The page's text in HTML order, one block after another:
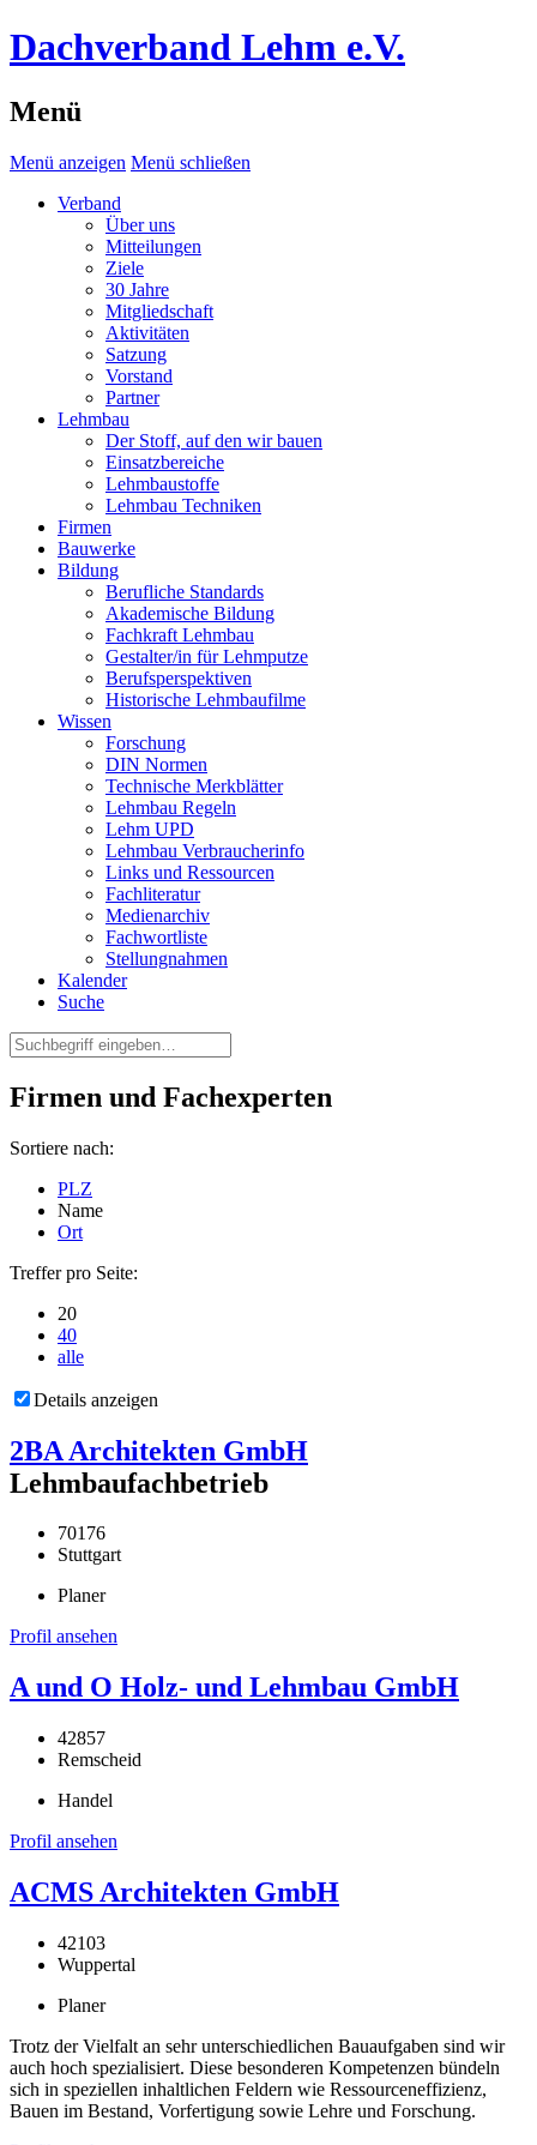
Dachverband Lehm e.V.
Menü
Menü anzeigen Menü schließen
Verband
Über uns
Mitteilungen
Ziele
30 Jahre
Mitgliedschaft
Aktivitäten
Satzung
Vorstand
Partner
Lehmbau
Der Stoff, auf den wir bauen
Einsatzbereiche
Lehmbaustoffe
Lehmbau Techniken
Firmen
Bauwerke
Bildung
Berufliche Standards
Akademische Bildung
Fachkraft Lehmbau
Gestalter/in für Lehmputze
Berufsperspektiven
Historische Lehmbaufilme
Wissen
Forschung
DIN Normen
Technische Merkblätter
Lehmbau Regeln
Lehm UPD
Lehmbau Verbraucherinfo
Links und Ressourcen
Fachliteratur
Medienarchiv
Fachwortliste
Stellungnahmen
Kalender
Suche
Firmen und Fachexperten
Sortiere nach:
PLZ
Name
Ort
Treffer pro Seite:
20
40
alle
Details anzeigen
2BA Architekten GmbH
Lehmbaufachbetrieb
70176
Stuttgart
Planer
Profil ansehen
A und O Holz- und Lehmbau GmbH
42857
Remscheid
Handel
Profil ansehen
ACMS Architekten GmbH
42103
Wuppertal
Planer
Trotz der Vielfalt an sehr unterschiedlichen Bauaufgaben sind wir
auch hoch spezialisiert. Diese besonderen Kompetenzen bündeln
sich in speziellen inhaltlichen Feldern wie Ressourceneffizienz,
Bauen im Bestand, Vorfertigung sowie Lehre und Forschung.